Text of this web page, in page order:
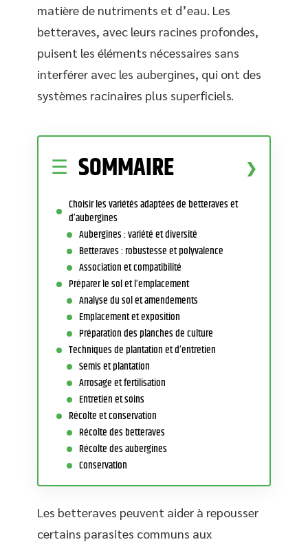
matière de nutriments et d’eau. Les
betteraves, avec leurs racines profondes,
puisent les éléments nécessaires sans
interférer avec les aubergines, qui ont des
systèmes racinaires plus superficiels.
SOMMAIRE
Choisir les variétés adaptées de betteraves et
d’aubergines
Aubergines : variété et diversité
Betteraves : robustesse et polyvalence
Association et compatibilité
Préparer le sol et l’emplacement
Analyse du sol et amendements
Emplacement et exposition
Préparation des planches de culture
Techniques de plantation et d’entretien
Semis et plantation
Arrosage et fertilisation
Entretien et soins
Récolte et conservation
Récolte des betteraves
Récolte des aubergines
Conservation
Les betteraves peuvent aider à repousser
certains parasites communs aux